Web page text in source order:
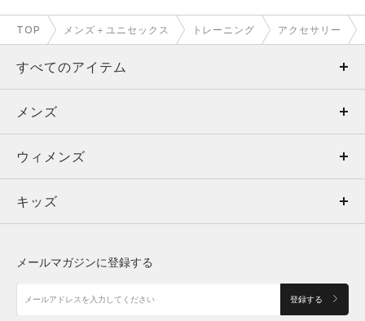
TOP メンズ＋ユニセックス トレーニング アクセサリー
すべてのアイテム
メンズ
ウィメンズ
キッズ
アクセサリー
メンズ
トップス
ボトムス
アクセサリー
ウィメンズ
トップス
シューズ
キッズ
メールマガジンに登録する
登録する